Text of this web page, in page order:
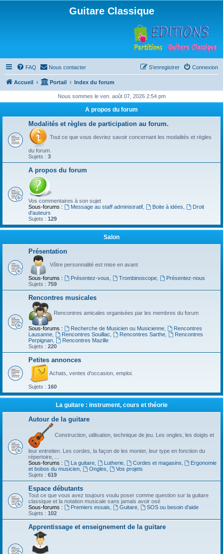
Guitare Classique
FAQ Nous contacter Connexion
S’enregistrer
Accueil Portail Index du forum
Nous sommes le ven. août 07, 2026 2:54 pm
A propos du forum
Modalités et règles de participation au forum.
Tout ce que vous devriez savoir concernant les modalités et règles
du forum.
Sujets : 3
A propos du forum
Vos commentaires à son sujet
Sous-forums :
Message au staff administratif, Boite à idées
Droit
d'auteurs
Sujets : 129
Salon
Présentation
Vôtre personnalité est mise en avant
Sous-forums : Présentez-vous Trombinoscope,
Présentez-nous
Sujets : 759
Rencontres musicales
Rencontres amicales organisées par les membres du forum
Sous-forums : Recherche de Musicien ou Musicienne,
Rencontres
Lausanne
Rencontres Souillac Rencontres Sarthe,
Rencontres
Perpignan
Rencontres Mazille
Sujets : 220
Petites annonces
Achats, ventes d'occasion, emploi.
Sujets : 160
La guitare : instrument, cours et théorie
Autour de la guitare
Construction, utilisation, technique de jeu. Les ongles, les doigts et
leur entretien. Les cordes, la façon de les monter, leur type en fonction du
répertoire, ...
Sous-forums :
La guitare, Lutherie, Cordes et magasins
Ergonomie
et bobos du musicien
Ongles
Vos projets
Sujets : 619
Espace débutants
Tout ce que vous avez toujours voulu poser comme question sur la guitare
classique et la notation musicale sans jamais avoir osé
Sous-forums :
Premiers essais Guitare,
SOS ou besoin d'aide
Sujets : 102
Apprentissage et enseignement de la guitare